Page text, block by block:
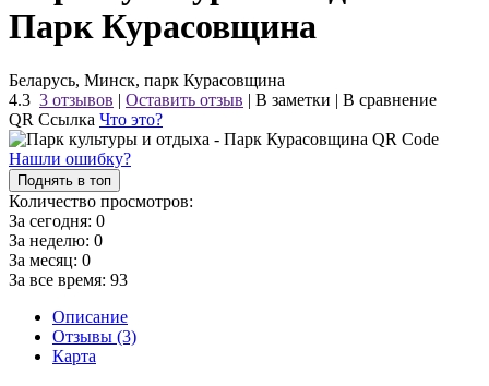
Парк Курасовщина
Беларусь, Минск, парк Курасовщина
4.3 3 отзывов | Оставить отзыв | В заметки | В сравнение
QR Ссылка Что это?
Нашли ошибку?
Поднять в топ
Количество просмотров:
За сегодня: 0
За неделю: 0
За месяц: 0
За все время: 93
Описание
Отзывы (3)
Карта